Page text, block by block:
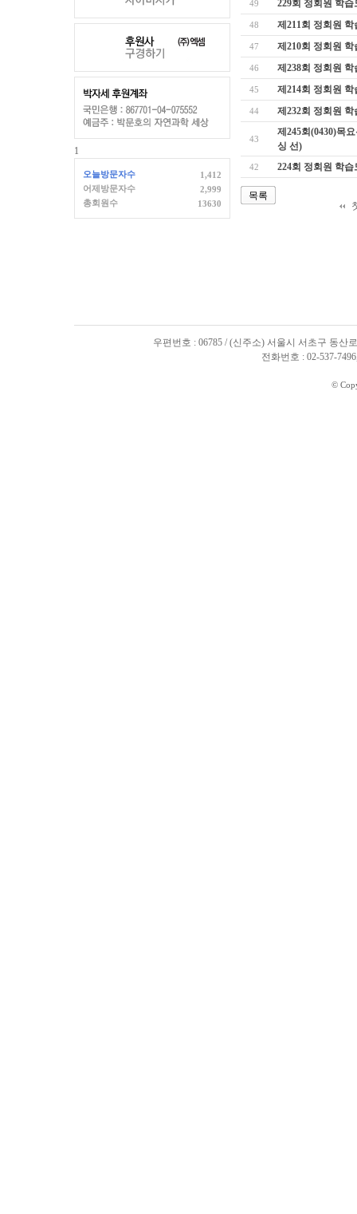
1
오늘방문자수
1,412
어제방문자수
2,999
총회원수
13630
49 229회 정회원 학
48 제211회 정회원
47 제210회 정회원
46 제238회 정회원
45 제214회 정회원
44 제232회 정회원
43
제245회(0430)목
싱 선)
42 224회 정회원 학
목록
우편번호 : 06785 / (신주소) 서울시 서초구 동산
전화번호 : 02-537-
©